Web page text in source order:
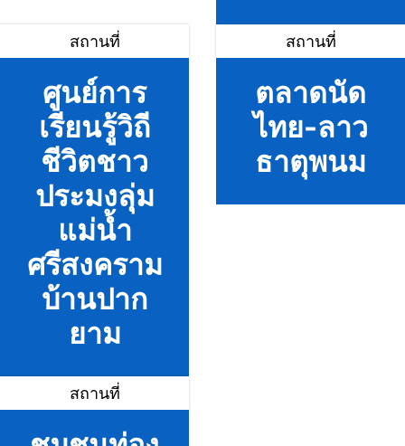
สถานที่
ศูนย์การ
เรียนรู้วิถี
ชีวิตชาว
ประมงลุ่ม
แม่น้ำ
ศรีสงคราม
บ้านปาก
ยาม
สถานที่
ตลาดนัด
ไทย-ลาว
ธาตุพนม
สถานที่